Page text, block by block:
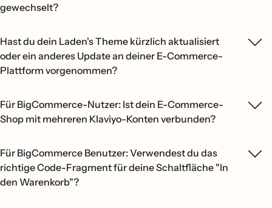
gewechselt?
Hast du dein Laden's Theme kürzlich aktualisiert
oder ein anderes Update an deiner E-Commerce-
Plattform vorgenommen?
Für BigCommerce-Nutzer: Ist dein E-Commerce-
Shop mit mehreren Klaviyo-Konten verbunden?
Für BigCommerce Benutzer: Verwendest du das
richtige Code-Fragment für deine Schaltfläche "In
den Warenkorb"?